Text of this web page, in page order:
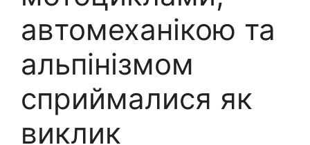
автомеханікою та
альпінізмом
сприймалися як
виклик